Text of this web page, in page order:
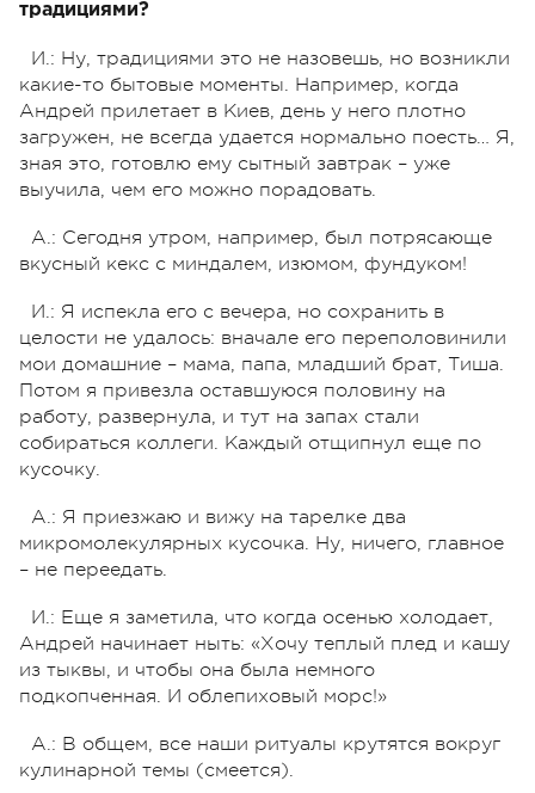
традициями?
И.: Ну, традициями это не назовешь, но возникли
какие-то бытовые моменты. Например, когда
Андрей прилетает в Киев, день у него плотно
загружен, не всегда удается нормально поесть… Я,
зная это, готовлю ему сытный завтрак – уже
выучила, чем его можно порадовать.
А.: Сегодня утром, например, был потрясающе
вкусный кекс с миндалем, изюмом, фундуком!
И.: Я испекла его с вечера, но сохранить в
целости не удалось: вначале его переполовинили
мои домашние – мама, папа, младший брат, Тиша.
Потом я привезла оставшуюся половину на
работу, развернула, и тут на запах стали
собираться коллеги. Каждый отщипнул еще по
кусочку.
А.: Я приезжаю и вижу на тарелке два
микромолекулярных кусочка. Ну, ничего, главное
– не переедать.
И.: Еще я заметила, что когда осенью холодает,
Андрей начинает ныть: «Хочу теплый плед и кашу
из тыквы, и чтобы она была немного
подкопченная. И облепиховый морс!»
А.: В общем, все наши ритуалы крутятся вокруг
кулинарной темы (смеется).